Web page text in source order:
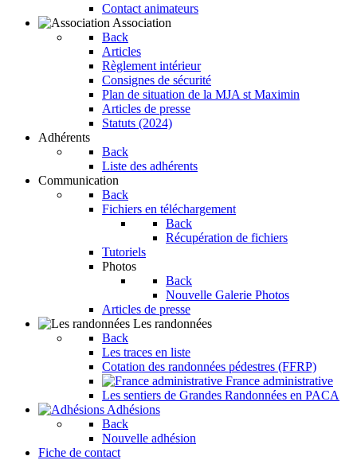
Contact animateurs
Association
Back
Articles
Règlement intérieur
Consignes de sécurité
Plan de situation de la MJA st Maximin
Articles de presse
Statuts (2024)
Adhérents
Back
Liste des adhérents
Communication
Back
Fichiers en téléchargement
Back
Récupération de fichiers
Tutoriels
Photos
Back
Nouvelle Galerie Photos
Articles de presse
Les randonnées
Back
Les traces en liste
Cotation des randonnées pédestres (FFRP)
France administrative
Les sentiers de Grandes Randonnées en PACA
Adhésions
Back
Nouvelle adhésion
Fiche de contact